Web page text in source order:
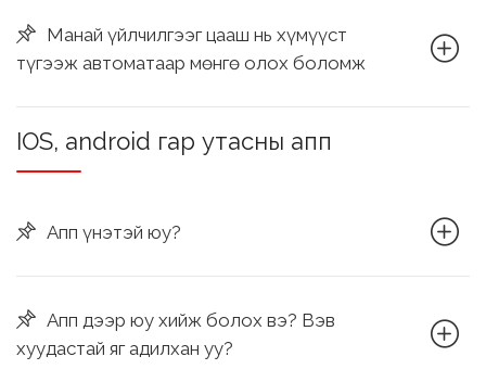
Манай үйлчилгээг цааш нь хүмүүст
түгээж автоматаар мөнгө олох боломж
IOS, android гар утасны апп
Апп үнэтэй юу?
Апп дээр юу хийж болох вэ? Вэв
хуудастай яг адилхан уу?